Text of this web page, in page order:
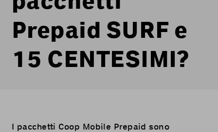
Prepaid SURF e
15 CENTESIMI?
I pacchetti Coop Mobile Prepaid sono